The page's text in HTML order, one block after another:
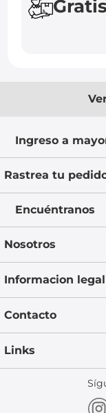
Ingreso a
Rastrea tu
Encuéntranos
Nosotros
Informacion legal
Contacto
Links